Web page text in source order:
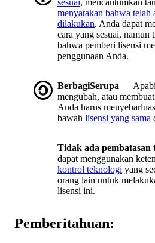
sesuai, mencantumkan
menyatakan bahwa telah
dilakukan. Anda dapat
cara yang sesuai, namun
bahwa pemberi lisensi
penggunaan Anda.
BerbagiSerupa —
mengubah, atau
Anda harus
bawah lisensi yang sama
Tidak ada pembatasan
dapat menggunakan
kontrol teknologi yang
orang lain untuk
lisensi ini.
Pemberitahuan: